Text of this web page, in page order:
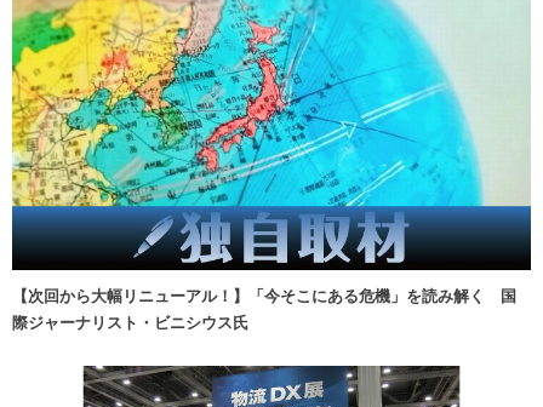
【次回から大幅リニューアル！】「今そこにある危機」を読み解く 国
際ジャーナリスト・ビニシウス氏